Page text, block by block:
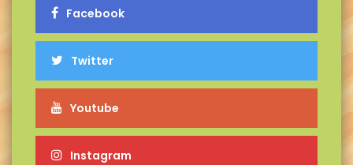
Facebook
Twitter
Youtube
Instagram